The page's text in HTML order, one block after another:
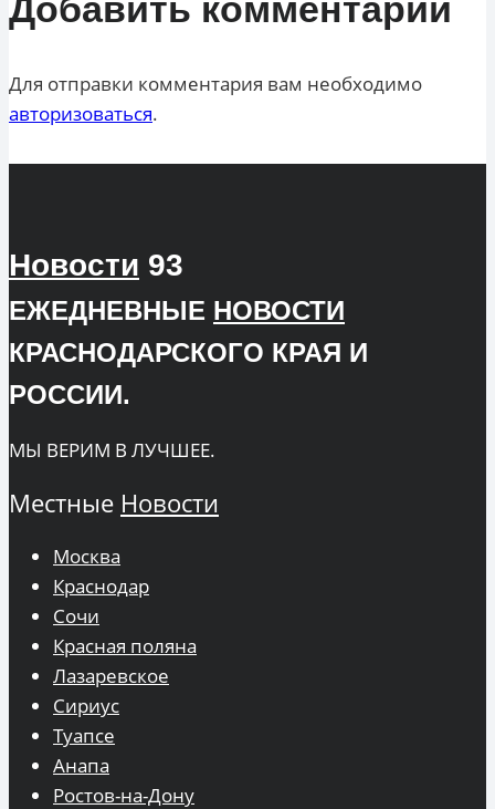
Добавить комментарий
Для отправки комментария вам необходимо
авторизоваться.
Новости 93
ЕЖЕДНЕВНЫЕ НОВОСТИ
КРАСНОДАРСКОГО КРАЯ И
РОССИИ.
МЫ ВЕРИМ В ЛУЧШЕЕ.
Местные Новости
Москва
Краснодар
Сочи
Красная поляна
Лазаревское
Сириус
Туапсе
Анапа
Ростов-на-Дону